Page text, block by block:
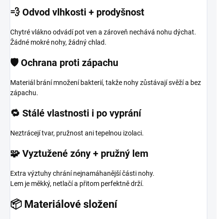
💨 Odvod vlhkosti + prodyšnost
Chytré vlákno odvádí pot ven a zároveň nechává nohu dýchat.
Žádné mokré nohy, žádný chlad.
🛡 Ochrana proti zápachu
Materiál brání množení bakterií, takže nohy zůstávají svěží a bez
zápachu.
🔁 Stálé vlastnosti i po vyprání
Neztrácejí tvar, pružnost ani tepelnou izolaci.
🧩 Vyztužené zóny + pružný lem
Extra výztuhy chrání nejnamáhanější části nohy.
Lem je měkký, netlačí a přitom perfektně drží.
📦 Materiálové složení